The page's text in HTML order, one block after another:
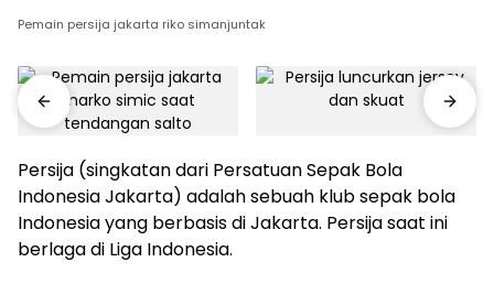
Pemain persija jakarta riko simanjuntak
Persija (singkatan dari Persatuan Sepak Bola
Indonesia Jakarta) adalah sebuah klub sepak bola
Indonesia yang berbasis di Jakarta. Persija saat ini
berlaga di Liga Indonesia.